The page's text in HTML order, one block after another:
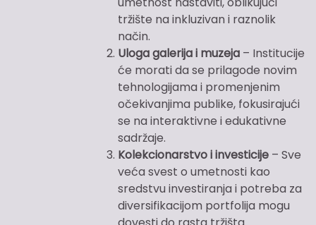
tržište na inkluzivan i raznolik
način.
Uloga galerija i muzeja – Institucije
će morati da se prilagode novim
tehnologijama i promenjenim
očekivanjima publike, fokusirajući
se na interaktivne i edukativne
sadržaje.
Kolekcionarstvo i investicije – Sve
veća svest o umetnosti kao
sredstvu investiranja i potreba za
diversifikacijom portfolija mogu